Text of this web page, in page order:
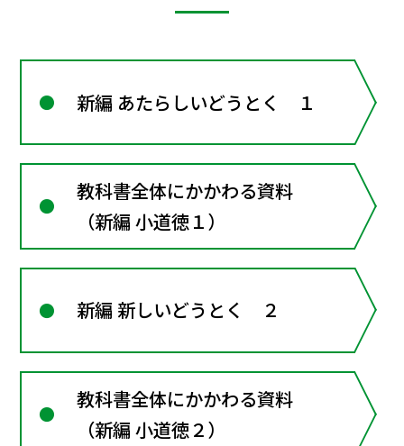
新編 あたらしいどうとく １
教科書全体にかかわる資料
（新編 小道徳１）
新編 新しいどうとく ２
教科書全体にかかわる資料
（新編 小道徳２）